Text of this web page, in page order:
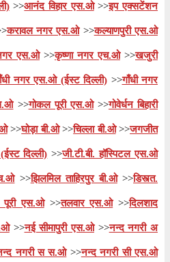
>>आनंद विहार एस.ओ>>इप एक्सटेंशन
करावल नगर एस.ओ>>कल्याणपुरी एस.ओ
एस.ओ>>कृष्णा नगर एच.ओ>>खजुरी
नगर एस.ओ (ईस्ट दिल्ली) >>गाँधी नगर
>>गोकल पूरी एस.ओ>>गोवेर्धन बिहारी
>>घोड़ा बी.ओ>>चिल्ला बी.ओ>>जगजीत
दिल्ली) >>जी.टी.बी. हॉस्पिटल एस.ओ
>>झिलमिल ताहिरपुर बी.ओ>>डिस्त्त.
पूरी एस.ओ>>तलवार एस.ओ>>दिलशाद
>>नई सीमापुरी एस.ओ>>नन्द नगरी अ
नगरी स स.ओ>>नन्द नगरी सी एस.ओ